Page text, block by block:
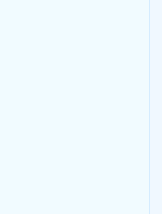
Vantech-
MÌNH TÌM
Cài Đặt Phần
6300c như thế
Mềm